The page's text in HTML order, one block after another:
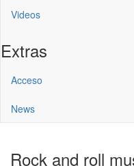
Videos
Extras
Acceso
News
Rock and roll